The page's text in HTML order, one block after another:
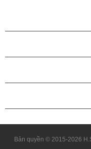
Bản quyền © 2015-2026